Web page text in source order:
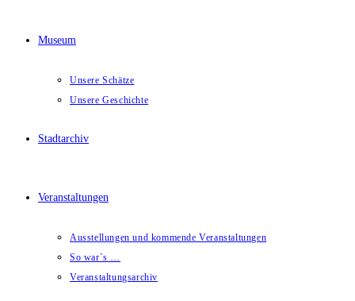
Museum
Unsere Schätze
Unsere Geschichte
Stadtarchiv
Veranstaltungen
Ausstellungen und kommende Veranstaltungen
So war`s …
Veranstaltungsarchiv